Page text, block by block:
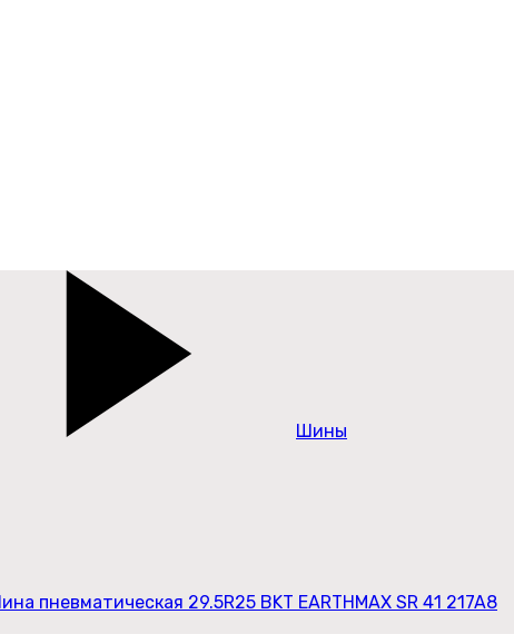
Шины
пневматическая 29.5R25 BKT EARTHMAX SR 41 217A8